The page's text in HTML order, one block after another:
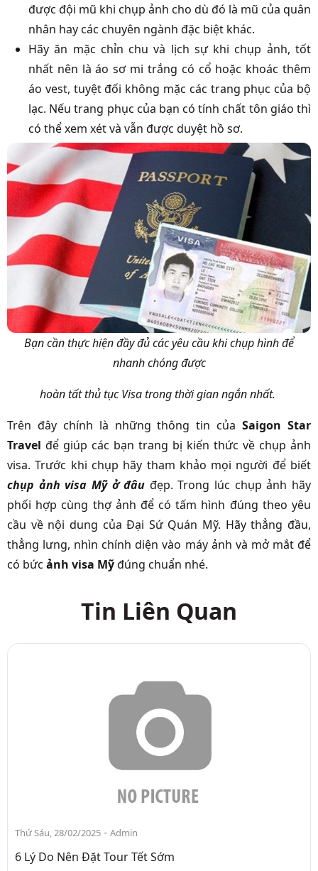
được đội mũ khi chụp ảnh cho dù đó là mũ của quân
nhân hay các chuyên ngành đặc biệt khác.
Hãy ăn mặc chỉn chu và lịch sự khi chụp ảnh, tốt
nhất nên là áo sơ mi trắng có cổ hoặc khoác thêm
áo vest, tuyệt đối không mặc các trang phục của bộ
lạc. Nếu trang phục của bạn có tính chất tôn giáo thì
có thể xem xét và vẫn được duyệt hồ sơ.
Bạn cần thực hiện đầy đủ các yêu cầu khi chụp hình để
nhanh chóng được
hoàn tất thủ tục Visa trong thời gian ngắn nhất.
Trên đây chính là những thông tin củaSaigon Star
Travel để giúp các bạn trang bị kiến thức về chụp ảnh
visa. Trước khi chụp hãy tham khảo mọi người để biết
chụp ảnh visa Mỹ ở đâu đẹp. Trong lúc chụp ảnh hãy
phối hợp cùng thợ ảnh để có tấm hình đúng theo yêu
cầu về nội dung của Đại Sứ Quán Mỹ. Hãy thẳng đầu,
thẳng lưng, nhìn chính diện vào máy ảnh và mở mắt để
có bức ảnh visa Mỹđúng chuẩn nhé.
Tin Liên Quan
Thứ Sáu, 28/02/2025 - Admin
6 Lý Do Nên Đặt Tour Tết Sớm